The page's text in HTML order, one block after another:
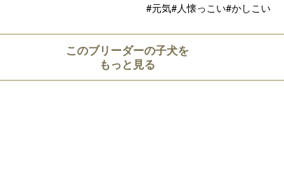
見学についての注意事項
見学日当日他のペットショップ
#元気#人懐っこい#かしこい
このブリーダーの子犬を
もっと見る